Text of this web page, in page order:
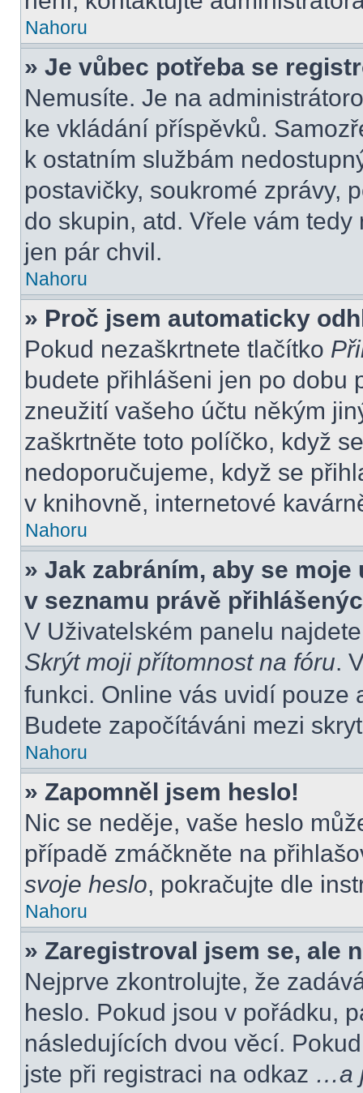
Nahoru
» Je vůbec potřeba se
Nemusíte. Je na
ke vkládání příspěvků.
k ostatním službám
postavičky, soukromé zprávy,
do skupin, atd. Vřele vám
jen pár chvil.
Nahoru
» Proč jsem automaticky
Pokud nezaškrtnete tlačítko
budete přihlášeni jen po dobu
zneužití vašeho účtu někým
zaškrtněte toto políčko, když
nedoporučujeme, když se
v knihovně, internetové
Nahoru
» Jak zabráním, aby se
v seznamu právě
V Uživatelském panelu
Skrýt moji přítomnost na fóru.
funkci. Online vás uvidí pouze
Budete započítáváni mezi
Nahoru
» Zapomněl jsem heslo!
Nic se neděje, vaše heslo
případě zmáčkněte na
svoje heslo, pokračujte dle
Nahoru
» Zaregistroval jsem se, ale
Nejprve zkontrolujte, že
heslo. Pokud jsou v pořádku,
následujících dvou věcí.
jste při registraci na odkaz …a